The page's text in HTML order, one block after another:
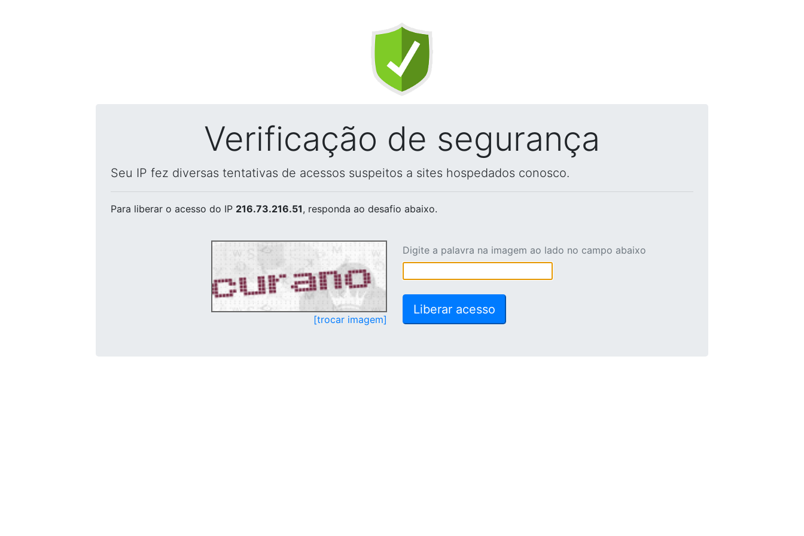
Verificação de segurança
Seu IP fez diversas tentativas de acessos suspeitos a sites hospedados conosco.
Para liberar o acesso do IP 216.73.216.51, responda ao desafio abaixo.
[trocar imagem]
Digite a palavra na imagem ao lado no campo abaixo